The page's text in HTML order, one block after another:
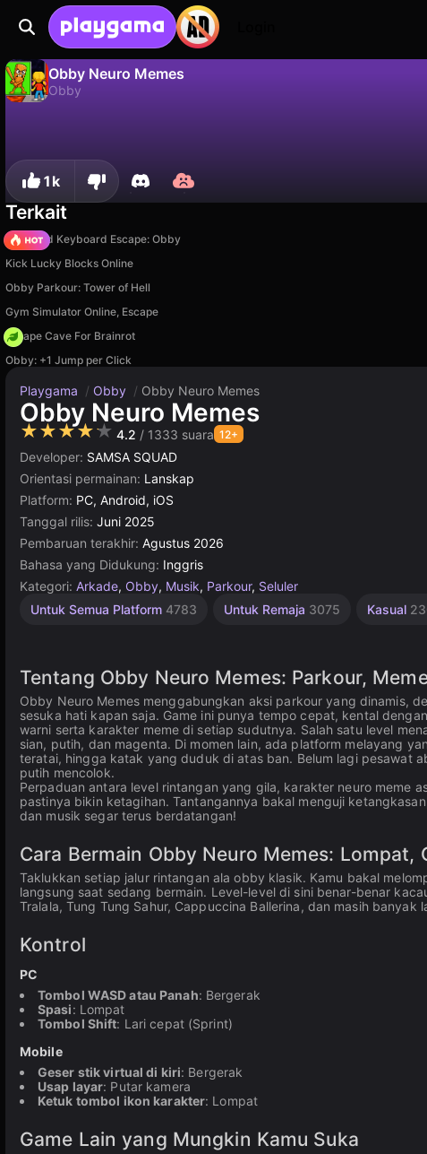
Obby Neuro Memes
Obby
1k
Terkait
+1 Speed Keyboard Escape: Obby
Kick Lucky Blocks Online
Obby Parkour: Tower of Hell
Gym Simulator Online, Escape
Escape Cave For Brainrot
Obby: +1 Jump per Click
Playgama / Obby / Obby Neuro Memes
Obby Neuro Memes
★★★★★ 4.2 / 1333 suara 12+
Developer: SAMSA SQUAD
Orientasi permainan: Lanskap
Platform: PC, Android, iOS
Tanggal rilis: Juni 2025
Pembaruan terakhir: Agustus 2026
Bahasa yang Didukung: Inggris
Kategori: Arkade, Obby, Musik, Parkour, Seluler
Untuk Semua Platform 4783 Untuk Remaja 3075 Kasual
Untuk
Unity
Tentang Obby Neuro Memes: Parkour,
Obby Neuro Memes menggabungkan aksi parkour yang dinamis,
sesuka hati kapan saja. Game ini punya tempo cepat, kental
warni serta karakter meme di setiap sudutnya. Salah satu level
sian, putih, dan magenta. Di momen lain, ada platform melayang
teratai, hingga katak yang duduk di atas ban. Belum lagi pesawat
putih mencolok.
Perpaduan antara level rintangan yang gila, karakter neuro meme
pastinya bikin ketagihan. Tantangannya bakal menguji
dan musik segar terus berdatangan!
Cara Bermain Obby Neuro Memes:
Taklukkan setiap jalur rintangan ala obby klasik. Kamu bakal
langsung saat sedang bermain. Level-level di sini benar-benar
Tralala, Tung Tung Sahur, Cappuccina Ballerina, dan masih
Kontrol
PC
Tombol WASD atau Panah: Bergerak
Spasi: Lompat
Tombol Shift: Lari cepat (Sprint)
Mobile
Geser stik virtual di kiri: Bergerak
Usap layar: Putar kamera
Ketuk tombol ikon karakter: Lompat
Game Lain yang Mungkin Kamu Suka